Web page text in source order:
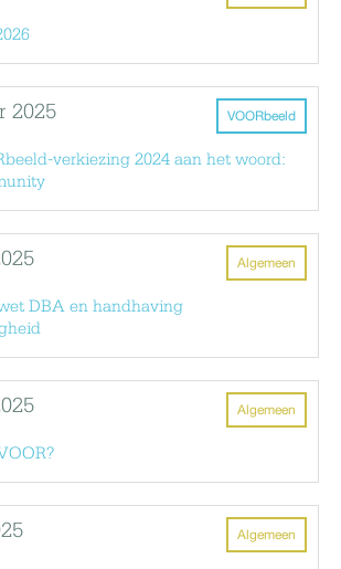
VOORbeeld
2025
verkiezing 2024 aan het woord:
Algemeen
DBA en handhaving
Algemeen
Algemeen